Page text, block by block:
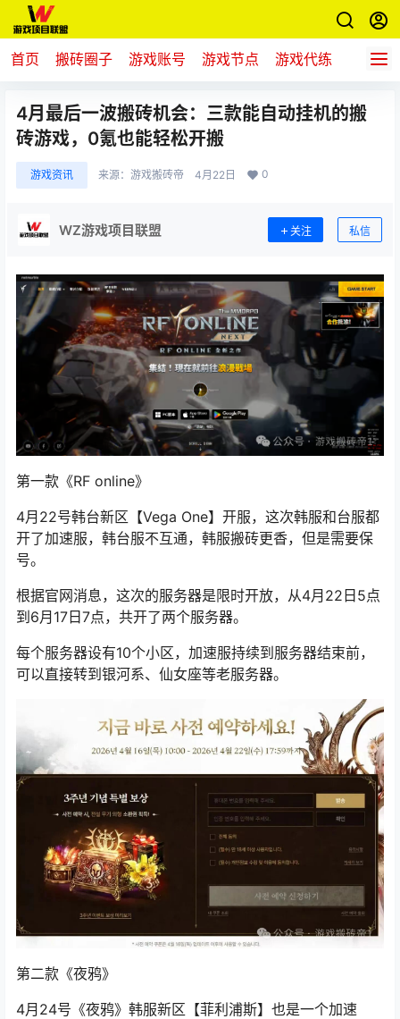
首页 搬砖圈子 游戏账号 游戏节点 游戏代练 新游推
4月最后一波搬砖机会：三款能自动挂机的搬
砖游戏，0氪也能轻松开搬
游戏资讯 来源： 游戏搬砖帝 4月22日 0
WZ游戏项目联盟 关注 私信
第一款《RF online》
4月22号韩台新区【Vega One】 开服， 这次韩服和台服都
开了加速服， 韩台服不互通，韩服搬砖更香，但是需要保
号。
根据官网消息，这次的服务器是限时开放，从4月22日5点
到6月17日7点，共开了两个服务器。
每个服务器设有10个小区，加速服持续到服务器结束前，
可以直接转到银河系、仙女座等老服务器。
第二款《夜鸦》
4月24号 《夜鸦》 韩服新区【菲利浦斯】 也是一个加速